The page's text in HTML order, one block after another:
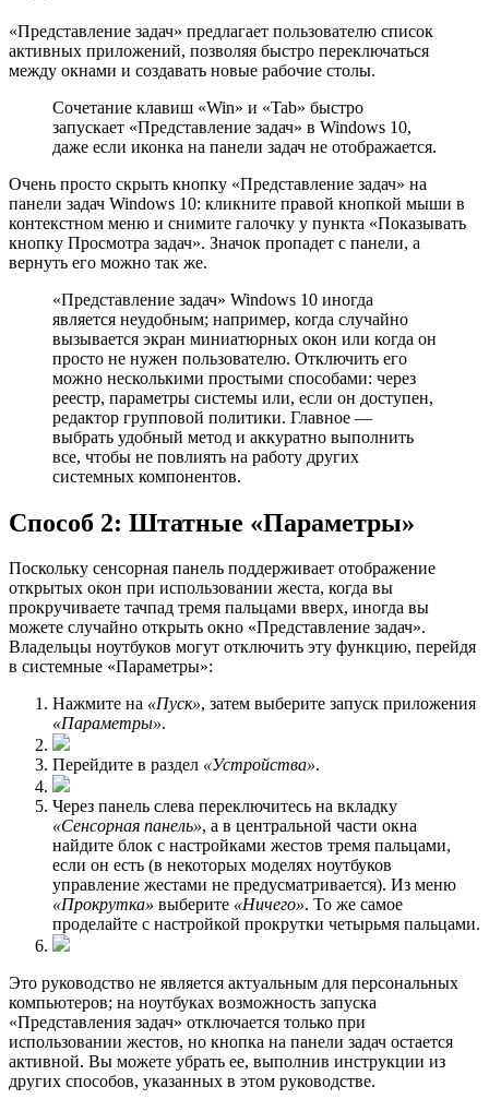
«Представление задач» предлагает пользователю список
активных приложений, позволяя быстро переключаться
между окнами и создавать новые рабочие столы.
Сочетание клавиш «Win» и «Tab» быстро
запускает «Представление задач» в Windows 10,
даже если иконка на панели задач не отображается.
Очень просто скрыть кнопку «Представление задач» на
панели задач Windows 10: кликните правой кнопкой мыши в
контекстном меню и снимите галочку у пункта «Показывать
кнопку Просмотра задач». Значок пропадет с панели, а
вернуть его можно так же.
«Прeдставление задач» Windows 10 иногда
является неудобным; например, когда случайно
вызывается экран миниатюрных окон или когда он
просто не нужен пользователю. Отключить его
можно несколькими простыми способами: через
реестр, параметры системы или, если он доступен,
редактор групповой политики. Главное —
выбрать удобный метод и аккуратно выполнить
все, чтобы не повлиять на работу других
системных компонентов.
Способ 2: Штатные «Параметры»
Поскольку сенсорная панель поддерживает отображение
открытых окон при использовании жеста, когда вы
прокручиваете тачпад тремя пальцами вверх, иногда вы
можете случайно открыть окно «Представление задач».
Владельцы ноутбуков могут отключить эту функцию, перейдя
в системные «Параметры»:
Нажмите на «Пуск», затем выберите запуск приложения
«Параметры».
Перейдите в раздел «Устройства».
Через панель слева переключитесь на вкладку
«Сенсорная панель», а в центральной части окна
найдите блок с настройками жестов тремя пальцами,
если он есть (в некоторых моделях ноутбуков
управление жестами не предусматривается). Из меню
«Прокрутка» выберите «Ничего». То же самое
проделайте с настройкой прокрутки четырьмя пальцами.
Это руководство не является актуальным для персональных
компьютеров; на ноутбуках возможность запуска
«Представления задач» отключается только при
использовании жестов, но кнопка на панели задач остается
активной. Вы можете убрать ее, выполнив инструкции из
других способов, указанных в этом руководстве.